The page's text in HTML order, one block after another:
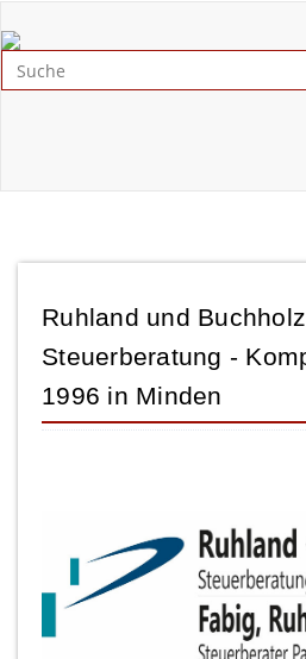
Ruhland und Buchholz
Steuerberatung -
1996 in Minden